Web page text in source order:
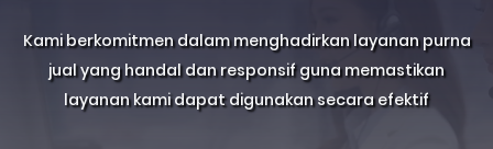
Kami berkomitmen dalam menghadirkan layanan purna
jual yang handal dan responsif guna memastikan
layanan kami dapat digunakan secara efektif